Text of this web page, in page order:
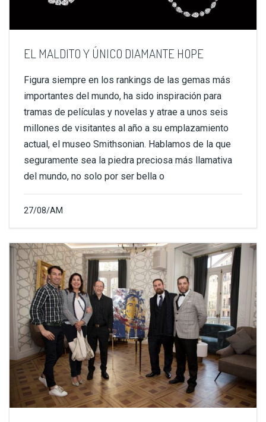
EL MALDITO Y ÚNICO DIAMANTE HOPE
Figura siempre en los rankings de las gemas más
importantes del mundo, ha sido inspiración para
tramas de películas y novelas y atrae a unos seis
millones de visitantes al año a su emplazamiento
actual, el museo Smithsonian. Hablamos de la que
seguramente sea la piedra preciosa más llamativa
del mundo, no solo por ser bella o
27/08/AM